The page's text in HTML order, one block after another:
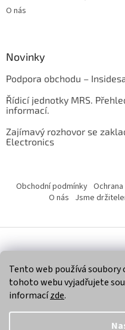
Tento web používá
tohoto webu vyjadřujete
informacízde.
O nás
Novinky
Podpora obchodu –
Řídicí jednotky MRS.
informací.
Zajímavý rozhovor se
Electronics
Obchodní podmínky
O nás Jsme
Copyright 2026